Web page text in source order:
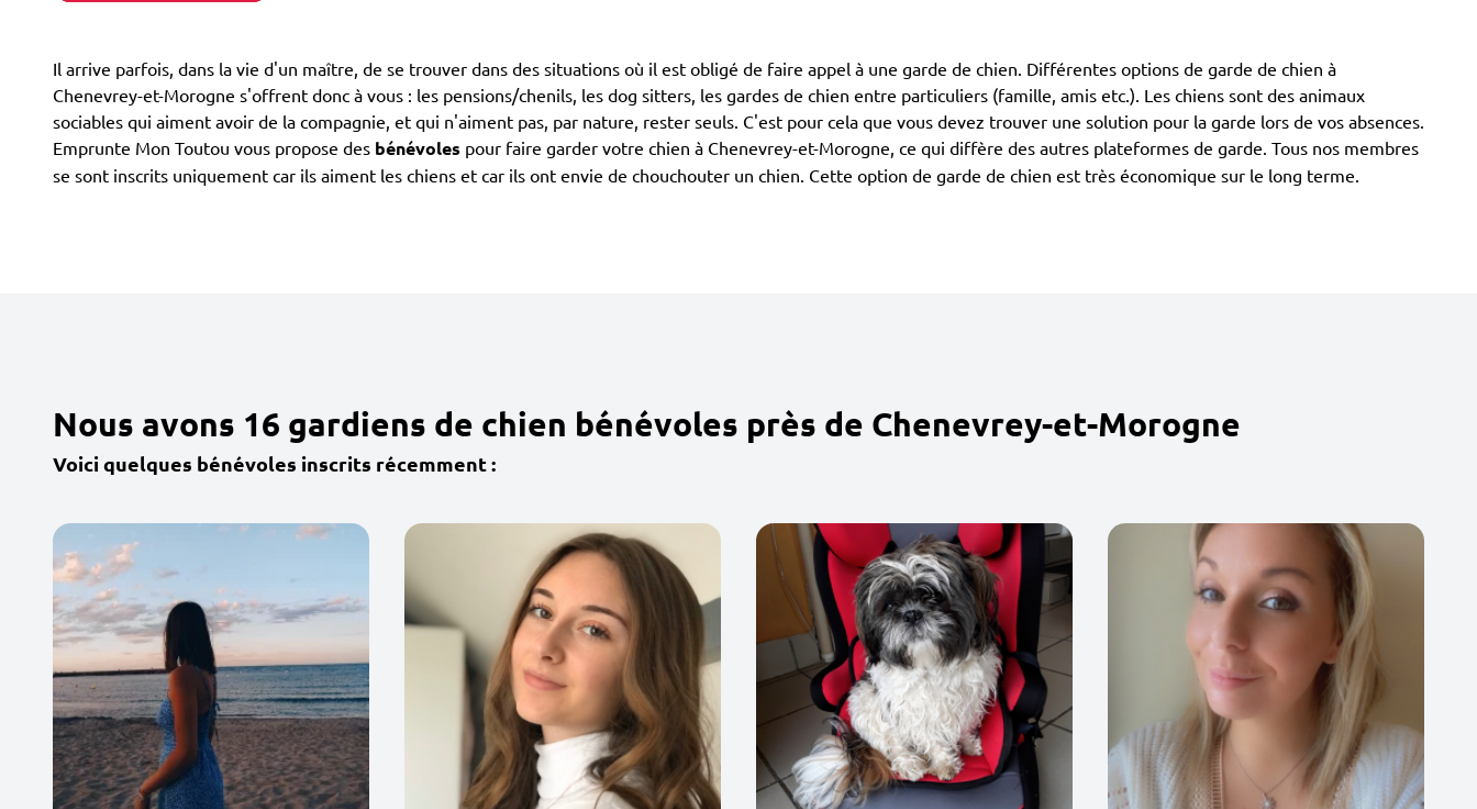
Il arrive parfois, dans la vie d'un maître, de se trouver dans des situations où il est obligé de faire appel à une garde de chien. Différentes options de garde de chien à
Chenevrey-et-Morogne s'offrent donc à vous : les pensions/chenils, les dog sitters, les gardes de chien entre particuliers (famille, amis etc.). Les chiens sont des animaux
sociables qui aiment avoir de la compagnie, et qui n'aiment pas, par nature, rester seuls. C'est pour cela que vous devez trouver une solution pour la garde lors de vos absences.
Emprunte Mon Toutou vous propose des bénévoles pour faire garder votre chien à Chenevrey-et-Morogne, ce qui diffère des autres plateformes de garde. Tous nos membres
se sont inscrits uniquement car ils aiment les chiens et car ils ont envie de chouchouter un chien. Cette option de garde de chien est très économique sur le long terme.
Nous avons 16 gardiens de chien bénévoles près de Chenevrey-et-Morogne
Voici quelques bénévoles inscrits récemment :